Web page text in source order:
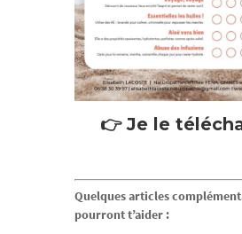
👉 Je le
Quelques articles
pourront t’aider :